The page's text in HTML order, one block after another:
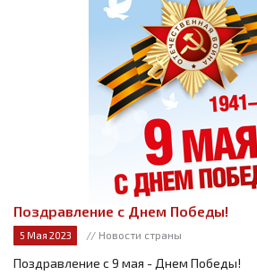
Поздравление с Днем Победы!
5 Мая 2023 // Новости страны
Поздравление с 9 мая - Днем Победы!